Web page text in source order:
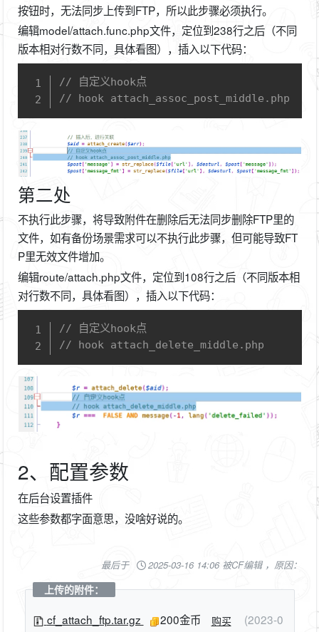
按钮时，无法同步上传到FTP，所以此步骤必须执行。
编辑model/attach.func.php文件，定位到238行之后（不同
版本相对行数不同，具体看图），插入以下代码：
// 自定义hook点
// hook attach_assoc_post_middle.php
第二处
不执行此步骤，将导致附件在删除后无法同步删除FTP里的
文件，如有备份场景需求可以不执行此步骤，但可能导致FT
P里无效文件增加。
编辑route/attach.php文件，定位到108行之后（不同版本相
对行数不同，具体看图），插入以下代码：
// 自定义hook点
// hook attach_delete_middle.php
2、配置参数
在后台设置插件
这些参数都字面意思，没啥好说的。
最后于 2025-03-16 14:06 被CF编辑 ，原因：
上传的附件：
cf_attach_ftp.tar.gz 200金币 购买
(2023-0